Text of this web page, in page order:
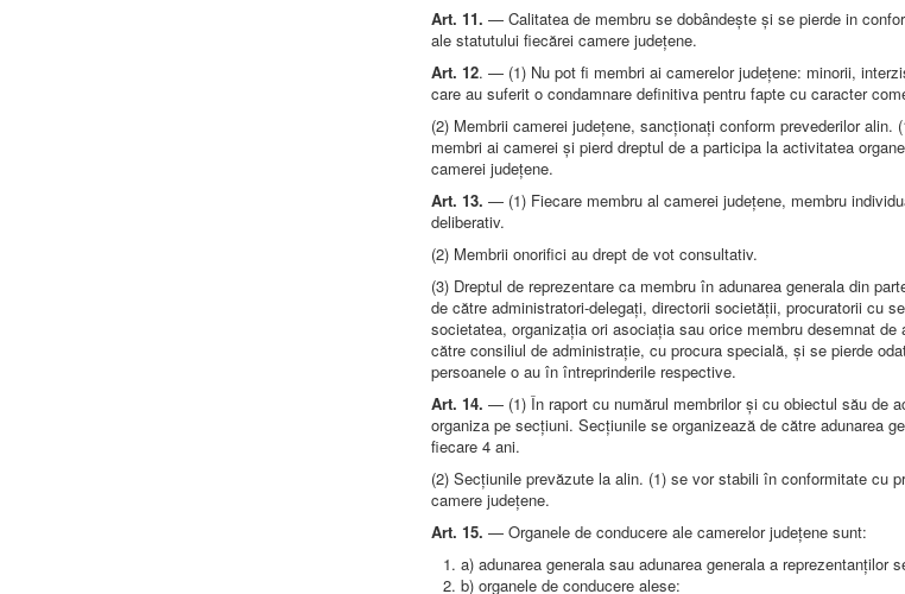
Art. 11. — Calitatea de membru se dobândește și se pierde in
ale statutului fiecărei camere județene.
Art. 12. — (1) Nu pot fi membri ai camerelor județene: minorii,
care au suferit o condamnare definitiva pentru fapte cu caracter
(2) Membrii camerei județene, sancționați conform prevederilor alin.
membri ai camerei și pierd dreptul de a participa la activitatea
camerei județene.
Art. 13. — (1) Fiecare membru al camerei județene, membru
deliberativ.
(2) Membrii onorifici au drept de vot consultativ.
(3) Dreptul de reprezentare ca membru în adunarea generala din
de către administratori-delegați, directorii societății, procuratorii cu
societatea, organizația ori asociația sau orice membru desemnat de
către consiliul de administrație, cu procura specială, și se pierde
persoanele o au în întreprinderile respective.
Art. 14. — (1) În raport cu numărul membrilor și cu obiectul său de
organiza pe secțiuni. Secțiunile se organizează de către adunarea
fiecare 4 ani.
(2) Secțiunile prevăzute la alin. (1) se vor stabili în conformitate cu
camere județene.
Art. 15. — Organele de conducere ale camerelor județene sunt:
a) adunarea generala sau adunarea generala a reprezentanților
b) organele de conducere alese: